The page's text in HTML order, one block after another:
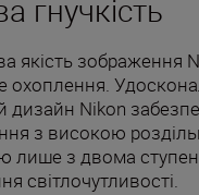
гнучкість
якість зображення
охоплення.
дизайн Nikon
з високою
лише з двома
світлочутливості.